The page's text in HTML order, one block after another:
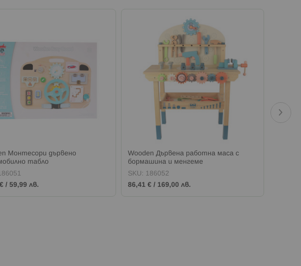
Монтесори дървено
табло
/ 59,99 лв.
Wooden Дървена работна маса с
бормашина и менгеме
SKU: 186052
86,41 € / 169,00 лв.